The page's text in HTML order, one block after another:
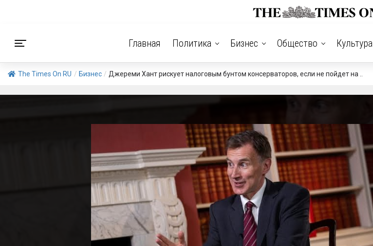
Главная Политика Бизнес Общество Культура
The Times On RU / Бизнес / Джереми Хант рискует налоговым бунтом консерваторов, если не пойдет на ..